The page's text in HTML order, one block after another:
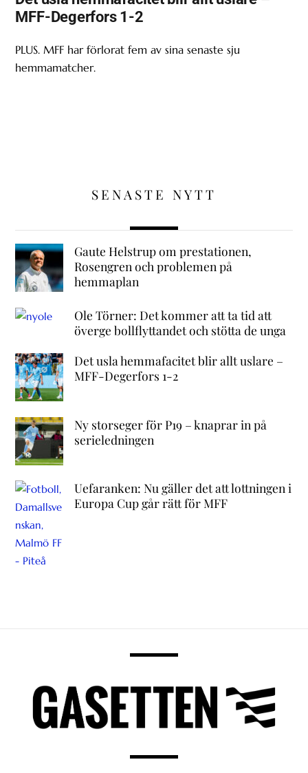
MFF-Degerfors 1-2
PLUS. MFF har förlorat fem av sina senaste sju
hemmamatcher.
SENASTE NYTT
Gaute Helstrup om prestationen,
Rosengren och problemen på
hemmaplan
Ole Törner: Det kommer att ta tid att
överge bollflyttandet och stötta de unga
Det usla hemmafacitet blir allt uslare –
MFF-Degerfors 1-2
Ny storseger för P19 – knaprar in på
serieledningen
Uefaranken: Nu gäller det att lottningen i
Europa Cup går rätt för MFF